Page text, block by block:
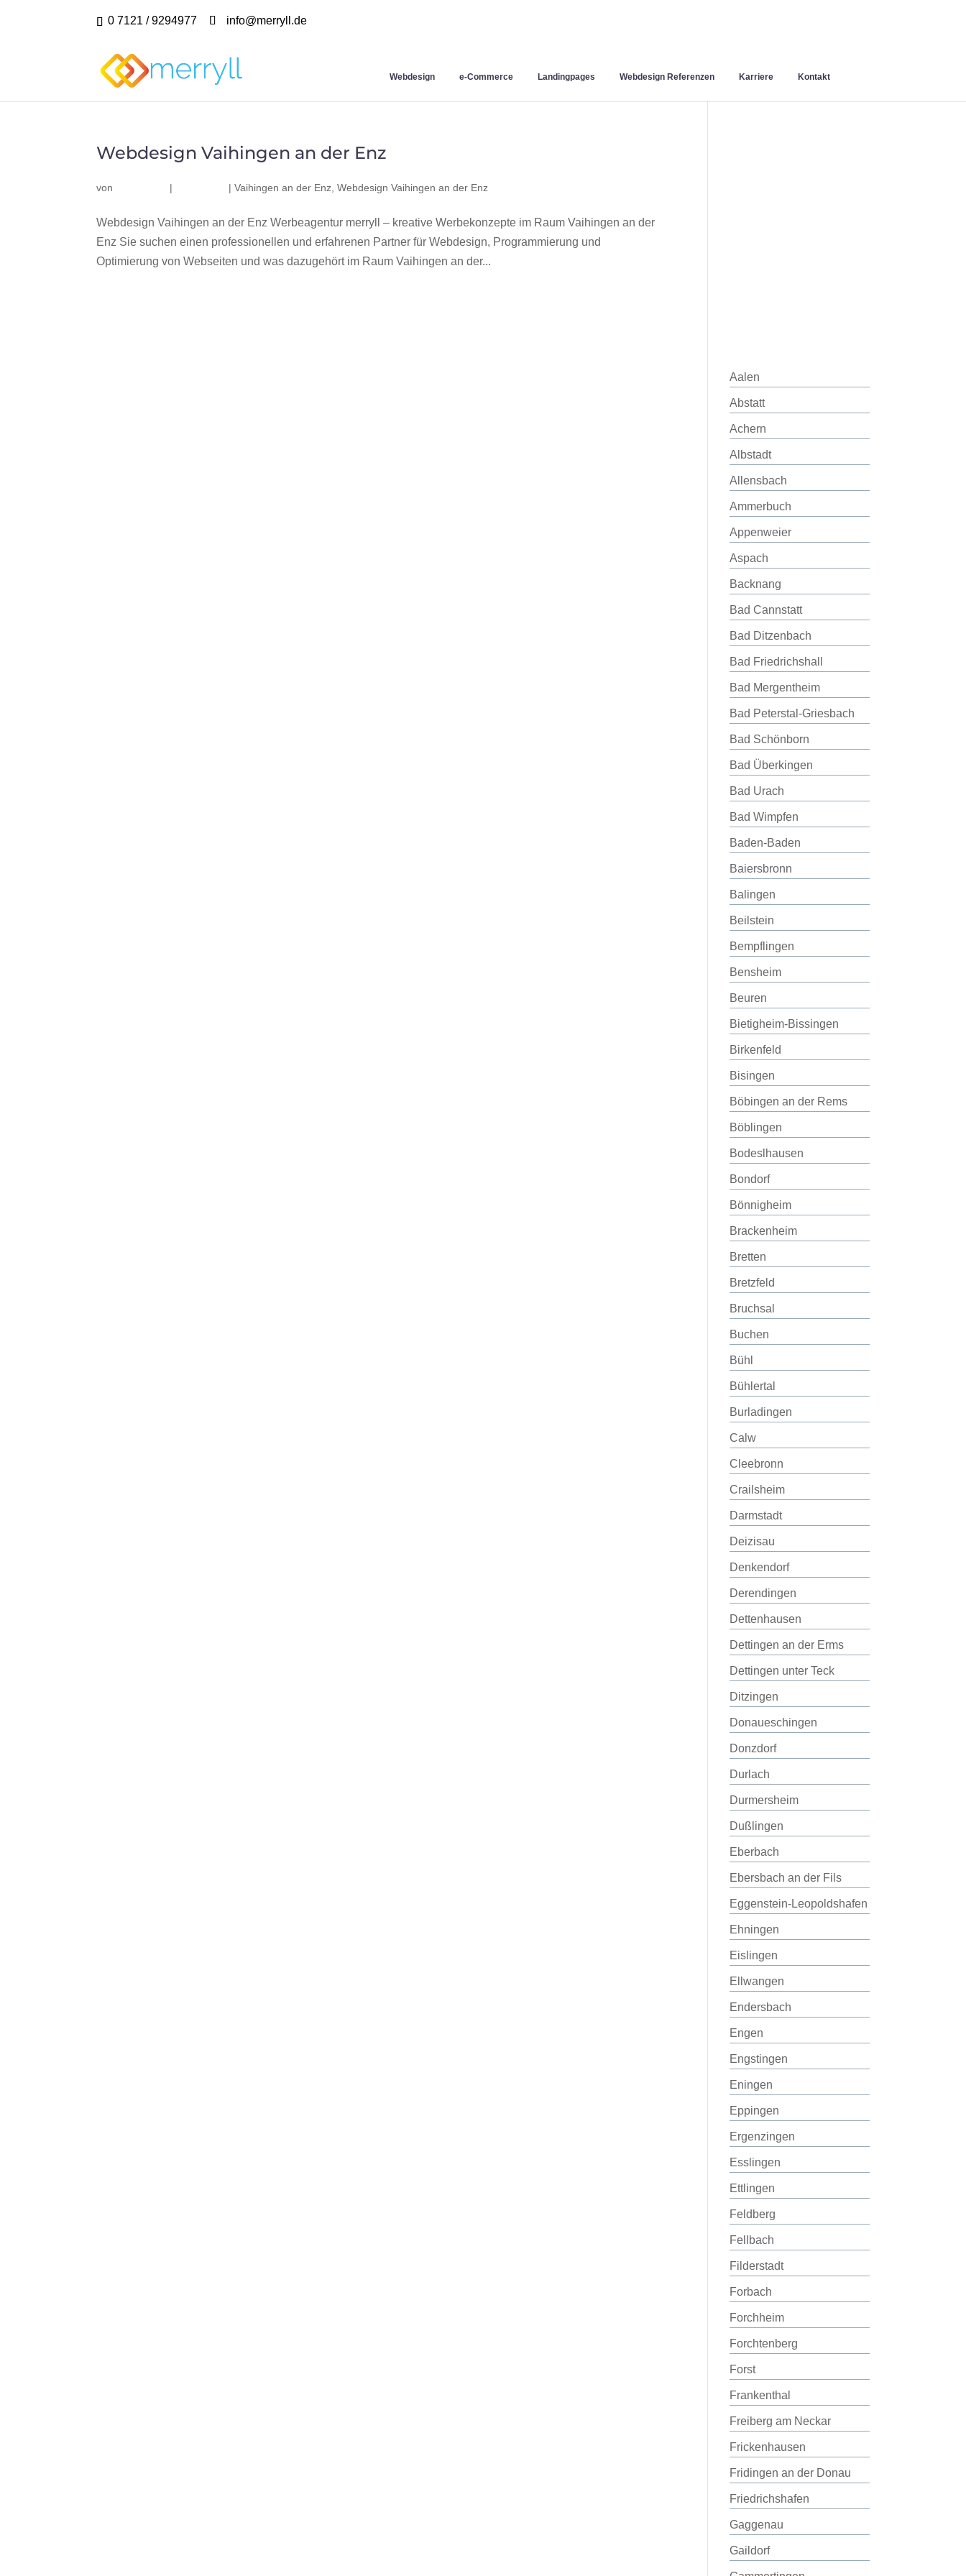
0 7121 / 9294977 info@merryll.de
Webdesign e-Commerce Landingpages Webdesign Referenzen Karriere Kontakt
Webdesign Vaihingen an der Enz
von | |Vaihingen an der Enz ,Webdesign Vaihingen an der Enz
Webdesign Vaihingen an der Enz Werbeagentur merryll – kreative Werbekonzepte im Raum Vaihingen an der
Enz Sie suchen einen professionellen und erfahrenen Partner für Webdesign, Programmierung und
Optimierung von Webseiten und was dazugehört im Raum Vaihingen an der...
Aalen
Abstatt
Achern
Albstadt
Allensbach
Ammerbuch
Appenweier
Aspach
Backnang
Bad Cannstatt
Bad Ditzenbach
Bad Friedrichshall
Bad Mergentheim
Bad Peterstal-Griesbach
Bad Schönborn
Bad Überkingen
Bad Urach
Bad Wimpfen
Baden-Baden
Baiersbronn
Balingen
Beilstein
Bempflingen
Bensheim
Beuren
Bietigheim-Bissingen
Birkenfeld
Bisingen
Böbingen an der Rems
Böblingen
Bodeslhausen
Bondorf
Bönnigheim
Brackenheim
Bretten
Bretzfeld
Bruchsal
Buchen
Bühl
Bühlertal
Burladingen
Calw
Cleebronn
Crailsheim
Darmstadt
Deizisau
Denkendorf
Derendingen
Dettenhausen
Dettingen an der Erms
Dettingen unter Teck
Ditzingen
Donaueschingen
Donzdorf
Durlach
Durmersheim
Dußlingen
Eberbach
Ebersbach an der Fils
Eggenstein-Leopoldshafen
Ehningen
Eislingen
Ellwangen
Endersbach
Engen
Engstingen
Eningen
Eppingen
Ergenzingen
Esslingen
Ettlingen
Feldberg
Fellbach
Filderstadt
Forbach
Forchheim
Forchtenberg
Forst
Frankenthal
Freiberg am Neckar
Frickenhausen
Fridingen an der Donau
Friedrichshafen
Gaggenau
Gaildorf